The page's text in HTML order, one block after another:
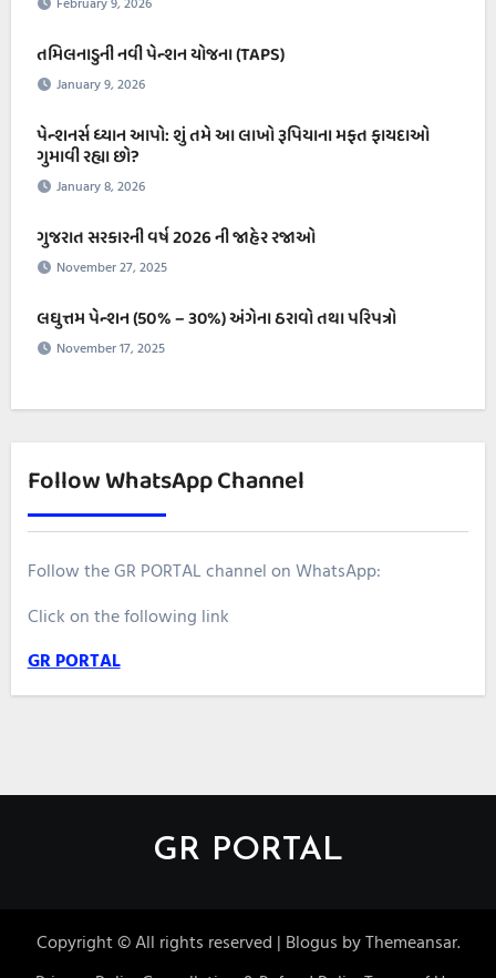
તમિલનાડુની નવી પેન્શન યોજના (TAPS)
January 9, 2026
પેન્શનર્સ ધ્યાન આપો: શું તમે આ લાખો રૂપિયાના મફત ફાયદાઓ
ગુમાવી રહ્યા છો?
January 8, 2026
ગુજરાત સરકારની વર્ષ 2026 ની જાહેર રજાઓ
November 27, 2025
લઘુત્તમ પેન્શન (50% – ૩૦%) અંગેના ઠરાવો તથા પરિપત્રો
November 17, 2025
Follow WhatsApp Channel
Follow the GR PORTAL channel on WhatsApp:
Click on the following link
GR PORTAL
GR PORTAL
Copyright © All rights reserved | Blogus byThemeansar.